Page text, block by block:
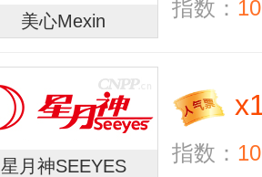
美心Mexin
指数：
星月神SEEYES
x
指数：